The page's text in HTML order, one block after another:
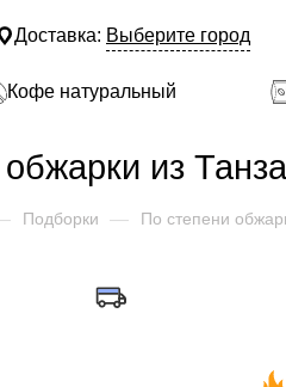
Доставка: Выберите город
Кофе натуральный
из
Подборки — По степени